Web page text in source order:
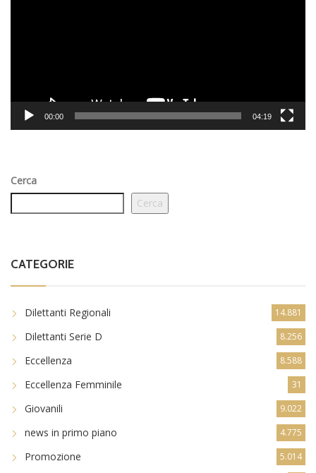
00:00 04:19
Cerca
Cerca
CATEGORIE
Dilettanti Regionali 14.881
Dilettanti Serie D 8.256
Eccellenza 8.588
Eccellenza Femminile 31
Giovanili 9.022
news in primo piano 4.775
Promozione 5.014